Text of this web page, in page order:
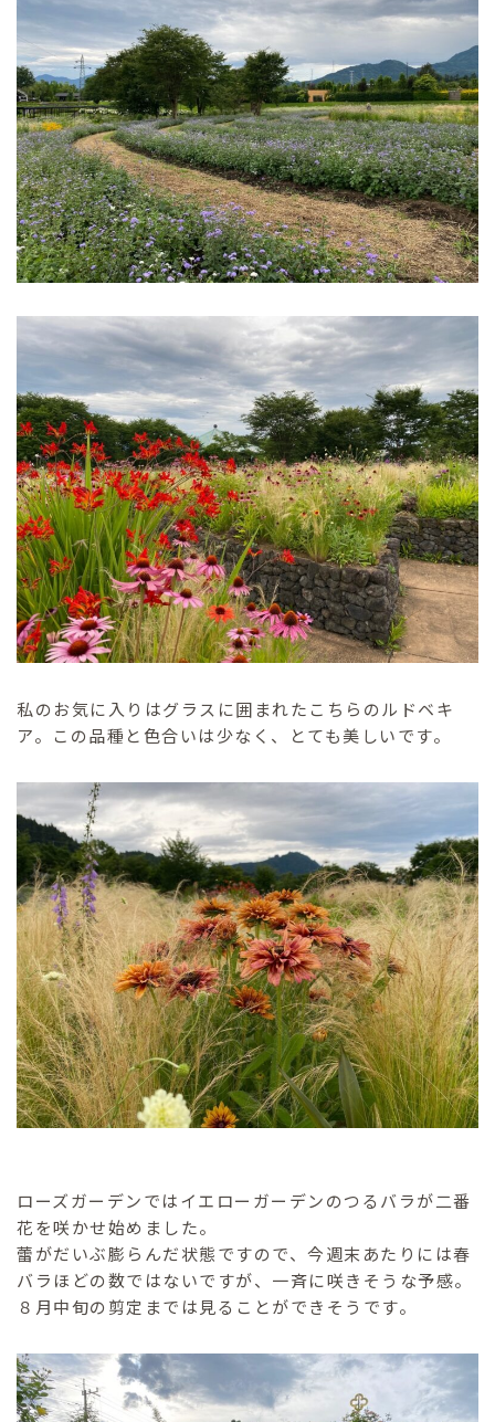
私のお気に入りはグラスに囲まれたこちらのルドベキ
ア。この品種と色合いは少なく、とても美しいです。
ローズガーデンではイエローガーデンのつるバラが二番
花を咲かせ始めました。
蕾がだいぶ膨らんだ状態ですので、今週末あたりには春
バラほどの数ではないですが、一斉に咲きそうな予感。
８月中旬の剪定までは見ることができそうです。